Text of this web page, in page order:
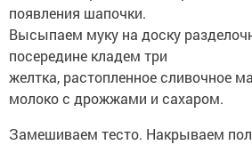
появления шапочки.
Высыпаем муку на доску
посередине кладем три
желтка, растопленное сливочное
молоко с дрожжами и сахаром.
Замешиваем тесто. Накрываем